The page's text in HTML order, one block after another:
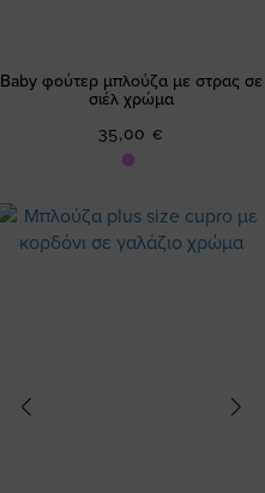
Baby φούτερ μπλούζα με στρας σε
σιέλ χρώμα
35,00 €